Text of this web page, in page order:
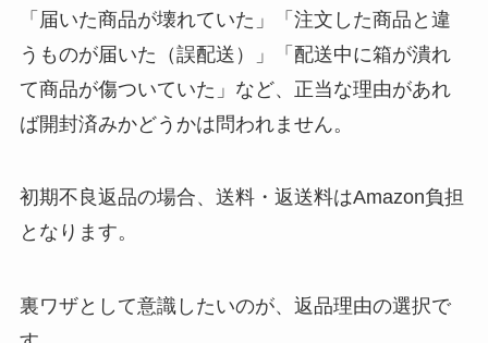
「届いた商品が壊れていた」「注文した商品と違
うものが届いた（誤配送）」「配送中に箱が潰れ
て商品が傷ついていた」など、正当な理由があれ
ば開封済みかどうかは問われません。
初期不良返品の場合、送料・返送料はAmazon負担
となります。
裏ワザとして意識したいのが、返品理由の選択で